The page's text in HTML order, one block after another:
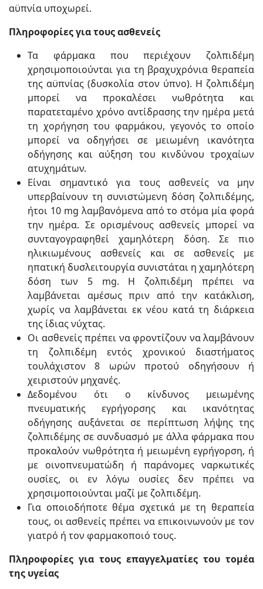
αϋπνία υποχωρεί.
Πληροφορίες για τους ασθενείς
Τα φάρμακα που περιέχουν ζολπιδέμη
χρησιμοποιούνται για τη βραχυχρόνια θεραπεία
της αϋπνίας (δυσκολία στον ύπνο). Η ζολπιδέμη
μπορεί να προκαλέσει νωθρότητα και
παρατεταμένο χρόνο αντίδρασης την ημέρα μετά
τη χορήγηση του φαρμάκου, γεγονός το οποίο
μπορεί να οδηγήσει σε μειωμένη ικανότητα
οδήγησης και αύξηση του κινδύνου τροχαίων
ατυχημάτων.
Είναι σημαντικό για τους ασθενείς να μην
υπερβαίνουν τη συνιστώμενη δόση ζολπιδέμης,
ήτοι 10 mg λαμβανόμενα από το στόμα μία φορά
την ημέρα. Σε ορισμένους ασθενείς μπορεί να
συνταγογραφηθεί χαμηλότερη δόση. Σε πιο
ηλικιωμένους ασθενείς και σε ασθενείς με
ηπατική δυσλειτουργία συνιστάται η χαμηλότερη
δόση των 5 mg. Η ζολπιδέμη πρέπει να
λαμβάνεται αμέσως πριν από την κατάκλιση,
χωρίς να λαμβάνεται εκ νέου κατά τη διάρκεια
της ίδιας νύχτας.
Οι ασθενείς πρέπει να φροντίζουν να λαμβάνουν
τη ζολπιδέμη εντός χρονικού διαστήματος
τουλάχιστον 8 ωρών προτού οδηγήσουν ή
χειριστούν μηχανές.
Δεδομένου ότι ο κίνδυνος μειωμένης
πνευματικής εγρήγορσης και ικανότητας
οδήγησης αυξάνεται σε περίπτωση λήψης της
ζολπιδέμης σε συνδυασμό με άλλα φάρμακα που
προκαλούν νωθρότητα ή μειωμένη εγρήγορση, ή
με οινοπνευματώδη ή παράνομες ναρκωτικές
ουσίες, οι εν λόγω ουσίες δεν πρέπει να
χρησιμοποιούνται μαζί με ζολπιδέμη.
Για οποιοδήποτε θέμα σχετικά με τη θεραπεία
τους, οι ασθενείς πρέπει να επικοινωνούν με τον
γιατρό ή τον φαρμακοποιό τους.
Πληροφορίες για τους επαγγελματίες του τομέα
της υγείας